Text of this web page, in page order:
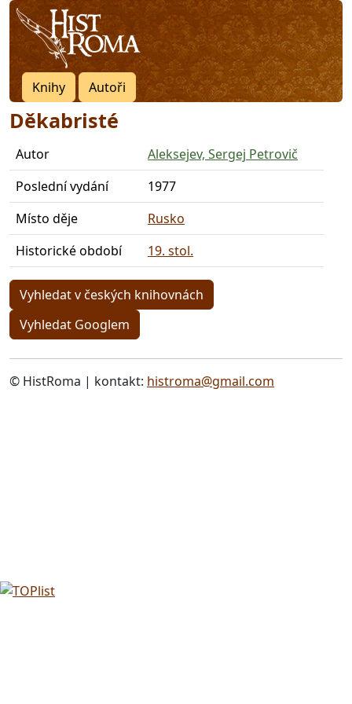
Knihy Autoři
Děkabristé
Autor
Aleksejev, Sergej Petrovič
Poslední vydání
1977
Místo děje
Rusko
Historické období
19. stol.
Vyhledat v českých knihovnách
Vyhledat Googlem
© HistRoma | kontakt: histroma@gmail.com